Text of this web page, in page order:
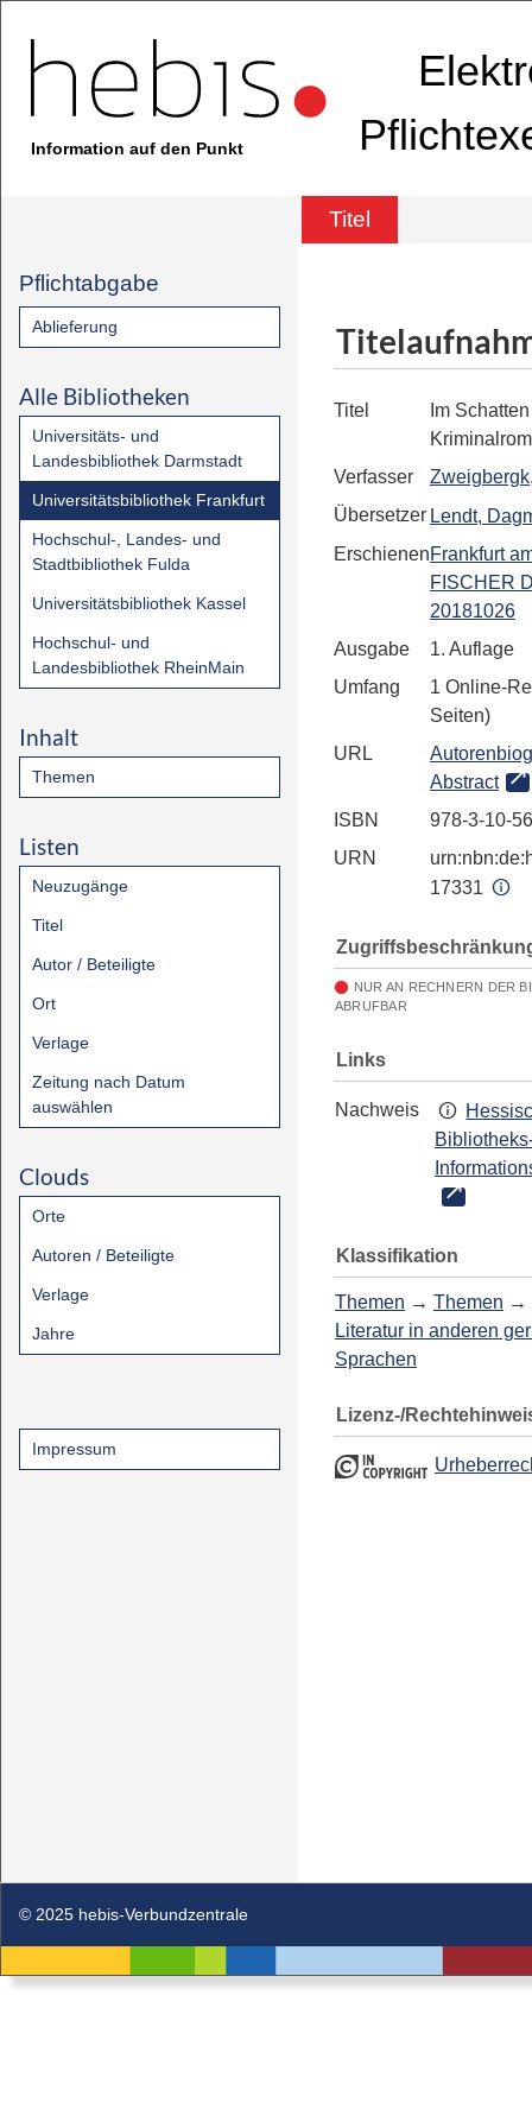
Information auf den Punkt
Titel
Pflichtabgabe
Ablieferung
Alle Bibliotheken
Universitäts- und
Landesbibliothek Darmstadt
Universitätsbibliothek Frankfurt
Hochschul-, Landes- und
Stadtbibliothek Fulda
Universitätsbibliothek Kassel
Hochschul- und
Landesbibliothek RheinMain
Inhalt
Themen
Listen
Neuzugänge
Titel
Autor / Beteiligte
Ort
Verlage
Zeitung nach Datum
auswählen
Clouds
Orte
Autoren / Beteiligte
Verlage
Jahre
Impressum
Titel
Im
Verfasser
Übersetzer Lendt,
ErschienenFrankfurt
FISCHER
20181026
Ausgabe
1. Auflage
Umfang
1 Online-
Seiten)
URL
Abstract
ISBN
978-3-10-
URN
17331
NUR AN RECHNERN DER
ABRUFBAR
Links
Nachweis
Klassifikation
Themen → Themen →
Literatur in anderen
Sprachen
Lizenz-/
© 2025 hebis-Verbundzentrale